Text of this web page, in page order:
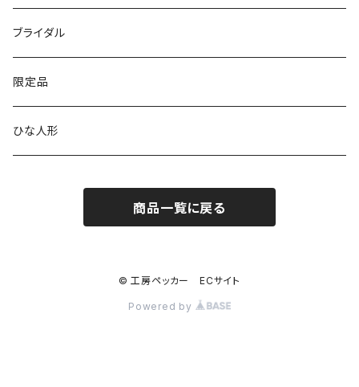
腕時計用ディスプレイ
掛置時計
MARU時計
アートシリーズ
シンプル
窓付き
IDカードケース
窓付き
名刺サイズ
クリップボード
スイッチプレート
標準
ワイド
表札
ペーパーホルダー
ナンバープレートキーホルダー
ブライダル
限定品
ひな人形
商品一覧に戻る
© 工房ペッカー ECサイト
Powered by